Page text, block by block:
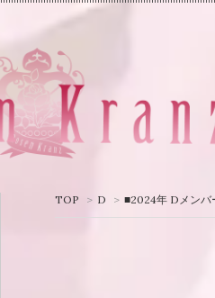
TOP > D > ■2024年 Dメンバ